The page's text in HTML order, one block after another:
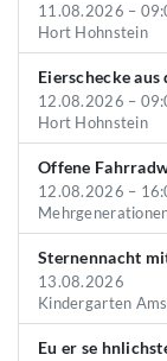
11.08.2026 –
Hort Hohnstein
Eierschecke
12.08.2026 –
Hort Hohnstein
Offene
12.08.2026 –
Sternennacht
13.08.2026
Kindergarten
Eu er se